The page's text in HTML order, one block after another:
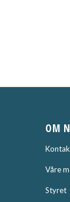
OM
Våre
Styret